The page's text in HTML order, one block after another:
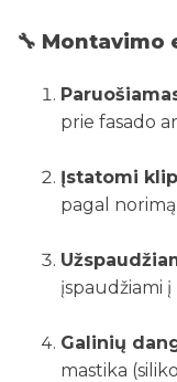
🔧 Montavimo
prie fasado
Įstatomi
pagal
įspaudžiami į
Galinių
mastika